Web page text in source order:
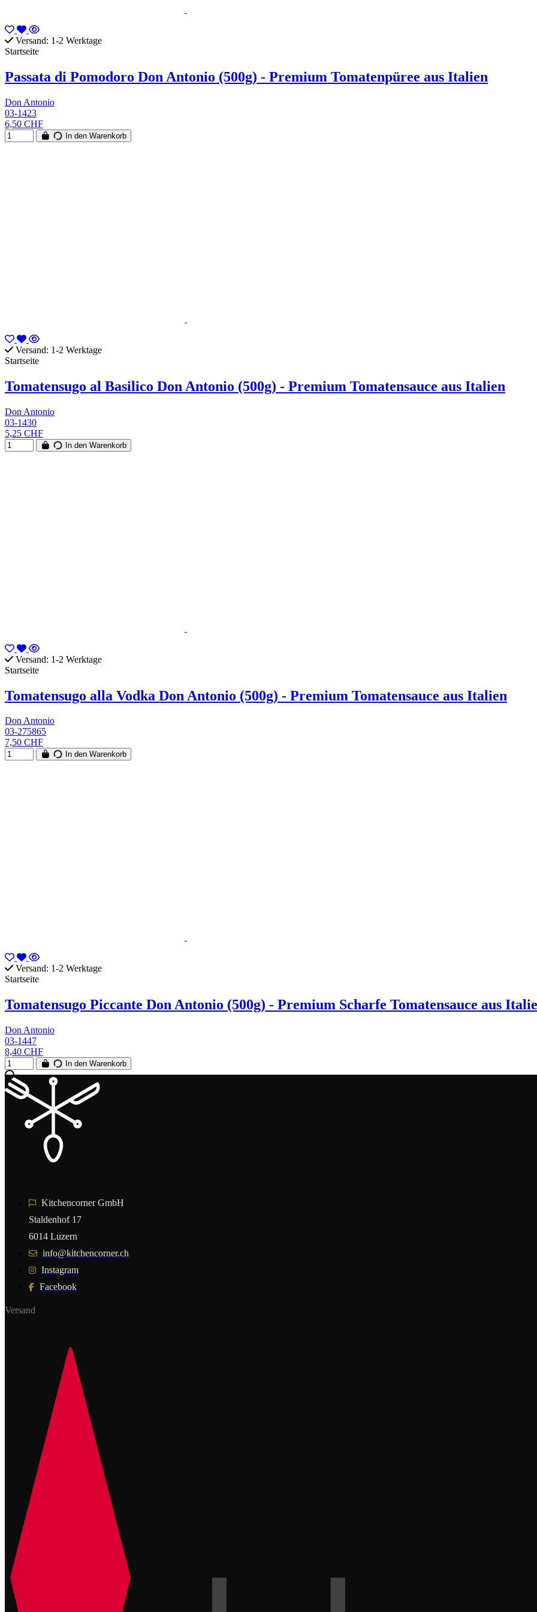
Versand: 1-2 Werktage
Startseite
Passata di Pomodoro Don Antonio (500g) - Premium Tomatenpüree aus Italien
Don Antonio
03-1423
6,50 CHF
In den Warenkorb
Versand: 1-2 Werktage
Startseite
Tomatensugo al Basilico Don Antonio (500g) - Premium Tomatensauce aus Italien
Don Antonio
03-1430
5,25 CHF
In den Warenkorb
Versand: 1-2 Werktage
Startseite
Tomatensugo alla Vodka Don Antonio (500g) - Premium Tomatensauce aus Italien
Don Antonio
03-275865
7,50 CHF
In den Warenkorb
Versand: 1-2 Werktage
Startseite
Tomatensugo Piccante Don Antonio (500g) - Premium Scharfe Tomatensauce aus
Don Antonio
03-1447
8,40 CHF
In den Warenkorb
Kitchencorner GmbH
Staldenhof 17
6014 Luzern
info@kitchencorner.ch
Instagram
Facebook
Versand